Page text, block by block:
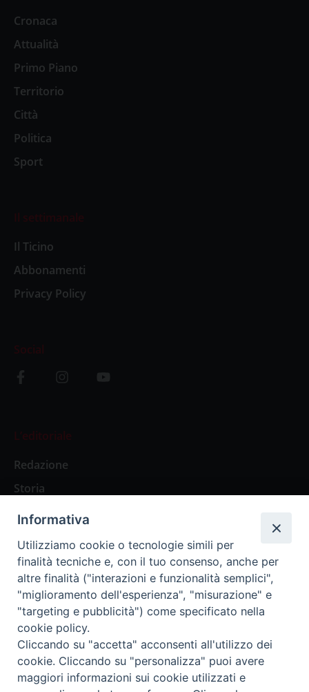
Cronaca
Attualità
Primo Piano
Territorio
Città
Politica
Sport
Il settimanale
Il Ticino
Abbonamenti
Privacy Policy
Social
L’editoriale
Redazione
Storia
Abbonamenti
Abbonamento Annuale Digitale
Abbonamento Annuale Cartaceo
Abbonamento Singola Copia Digitale
Informativa
Utilizziamo cookie o tecnologie simili per
finalità tecniche e, con il tuo consenso, anche per
altre finalità ("interazioni e funzionalità semplici",
"miglioramento dell'esperienza", "misurazione" e
"targeting e pubblicità") come specificato nella
cookie policy.
Cliccando su "accetta" acconsenti all'utilizzo dei
cookie. Cliccando su "personalizza" puoi avere
maggiori informazioni sui cookie utilizzati e